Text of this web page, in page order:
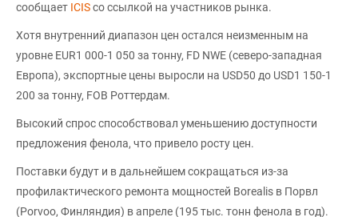
сообщает ICISсо ссылкой на участников рынка.
Хотя внутренний диапазон цен остался неизменным на
уровне EUR1 000-1 050 за тонну, FD NWE (северо-западная
Европа), экспортные цены выросли на USD50 до USD1 150-1
200 за тонну, FOB Роттердам.
Высокий спрос способствовал уменьшению доступности
предложения фенола, что привело росту цен.
Поставки будут и в дальнейшем сокращаться из-за
профилактического ремонта мощностей Borealis в Порвл
(Porvoo, Финляндия) в апреле (195 тыс. тонн фенола в год).